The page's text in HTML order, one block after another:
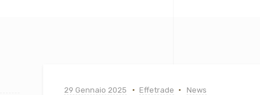
29 Gennaio 2025 Effetrade News